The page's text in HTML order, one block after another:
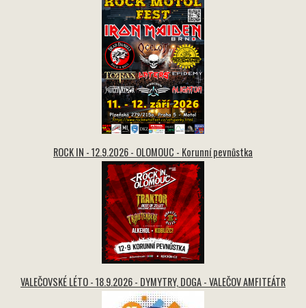
ROCK IN - 12.9.2026 - OLOMOUC - Korunní pevnůstka
VALEČOVSKÉ LÉTO - 18.9.2026 - DYMYTRY, DOGA - VALEČOV AMFITEÁTR